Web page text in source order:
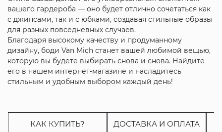
вашего гардероба — оно будет отлично сочетаться как
с джинсами, так и с юбками, создавая стильные образы
для разных повседневных случаев.
Благодаря высокому качеству и продуманному
дизайну, боди Van Mich станет вашей любимой вещью,
которую вы будете выбирать снова и снова. Найдите
его в нашем интернет-магазине и насладитесь
стильным и удобным выбором каждый день!
КАК КУПИТЬ? ДОСТАВКА И ОПЛАТА